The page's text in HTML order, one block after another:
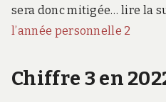
sera donc mitigée… lire la
l’année personnelle 2
Chiffre 3 en